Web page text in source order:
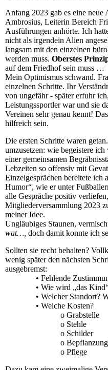
Anfang 2023 gab es eine neue
Ambrosius, Leiterin Bereich
Ausführungen anhörte. Ich
nicht als irgendein Alien
langsam mit den einzelnen
werden muss. Oberstes
auf dem Friedhof sein muss …
Mein Optimismus schwand.
einzelnen Schritte. Ihr
von ungefähr - später erfuhr
Leistungssportler war und sie
Vereinen sehr genau kennt!
hilfreich sein.
Die ersten Schritte waren
umzusetzen: wie begeistere
einer gemeinsamen
Lebzeiten so offensiv mit
Einzelgesprächen bereitete ich
Humor“, wie er unter
alle Gespräche positiv
Mitgliederversammlung 2023
Ungläubiges Staunen,
wat…, doch damit konnte ich
Sollten sie recht behalten?
wenig später den nächsten
ausgebremst:
• Fehlende Zustimmung
• Wie wird „das Kind“
• Welcher Standort?
• Welche Kosten?
o Grabstelle
o Stehle
o Schilder
o Bepflanzung der
o Pflege